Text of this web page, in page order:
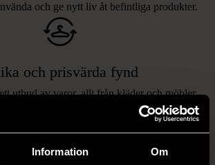
Information Om
och ge nytt liv åt befintliga produkter.
och prisvärda fynd
utbud av varor, allt från kläder och möbler
i våra butiker. Du har chansen att hitta
föremål som inte finns i vanliga butiker.
PRODUKTER
som påminner om denna